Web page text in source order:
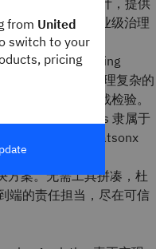
监管的行业而设计，提供
、安全控制和企业级治理
性：IBM 的 Planning
等领域大规模处理复杂的
境中经过了实战检验。
Planning Analytics 隶属于
主智能体 AI (watsonx
、Cognos
方案。无需工具拼凑，杜
端的责任担当，尽在可信
from United
switch to your
pricing